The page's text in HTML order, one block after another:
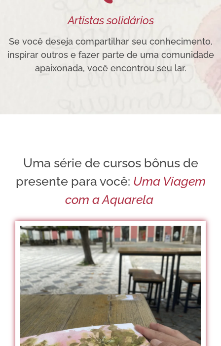
Artistas solidários
Se você deseja compartilhar seu conhecimento,
inspirar outros e fazer parte de uma comunidade
apaixonada, você encontrou seu lar.
Uma série de cursos bônus de
presente para você: Uma Viagem
com a Aquarela